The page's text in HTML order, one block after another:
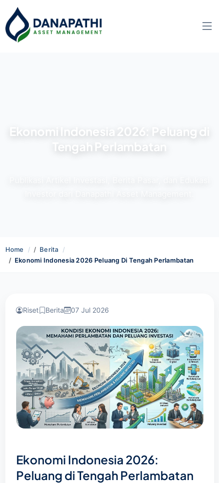
Ekonomi Indonesia 2026: Peluang di
Tengah Perlambatan
Home
Berita
Ekonomi Indonesia 2026 Peluang Di Tengah Perlambatan
Riset Berita 07 Jul 2026
Ekonomi Indonesia 2026:
Peluang di Tengah Perlambatan